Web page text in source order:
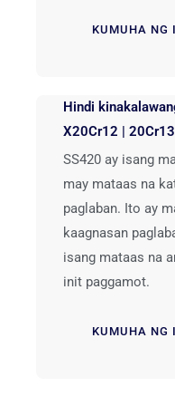
KUMUHA NG
Hindi
X20Cr12 | 20Cr13
SS420 ay isang
may mataas na
paglaban. Ito ay
kaagnasan
isang mataas na
init paggamot.
KUMUHA NG